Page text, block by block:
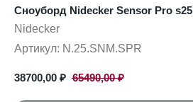
Сноуборд Nidecker Sensor Pro s25
Nidecker
Артикул: N.25.SNM.SPR
38700,00 ₽ 65490,00 ₽